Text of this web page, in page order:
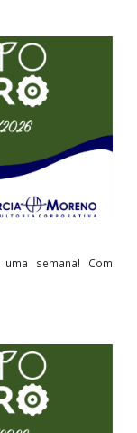
de uma semana!